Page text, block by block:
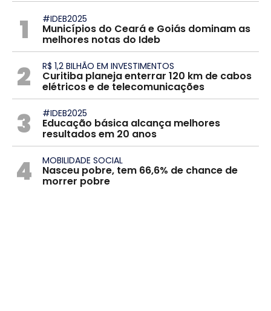
1 #IDEB2025
Municípios do Ceará e Goiás dominam as
melhores notas do Ideb
2 R$ 1,2 BILHÃO EM INVESTIMENTOS
Curitiba planeja enterrar 120 km de cabos
elétricos e de telecomunicações
3 #IDEB2025
Educação básica alcança melhores
resultados em 20 anos
4 MOBILIDADE SOCIAL
Nasceu pobre, tem 66,6% de chance de
morrer pobre